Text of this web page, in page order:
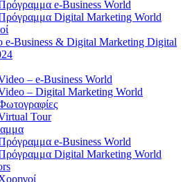
e-Business World
Digital Marketing World
e-Business & Digital Marketing Digital
– e-Business World
– Digital Marketing World
Tour
e-Business World
Digital Marketing World